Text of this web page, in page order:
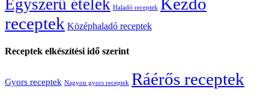
Egyszerű ételek Haladó receptek
receptek Középhaladó receptek
Receptek elkészítési idő szerint
Gyors receptek Nagyon gyors receptek Ráérős receptek